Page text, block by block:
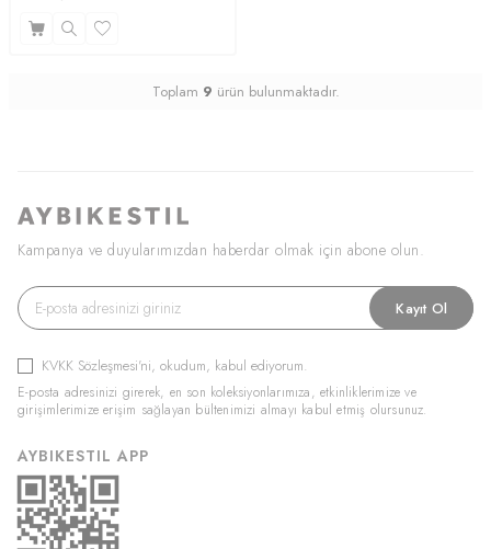
Toplam 9 ürün bulunmaktadır.
Kampanya ve duyularımızdan haberdar olmak için abone olun.
Kayıt Ol
KVKK Sözleşmesi'ni, okudum, kabul ediyorum.
E-posta adresinizi girerek, en son koleksiyonlarımıza, etkinliklerimize ve
girişimlerimize erişim sağlayan bültenimizi almayı kabul etmiş olursunuz.
AYBIKESTIL APP